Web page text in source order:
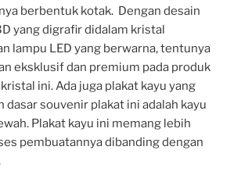
berbentuk kotak. Dengan desain
yang digrafir didalam kristal
lampu LED yang berwarna, tentunya
eksklusif dan premium pada produk
ini. Ada juga plakat kayu yang
dasar souvenir plakat ini adalah kayu
Plakat kayu ini memang lebih
pembuatannya dibanding dengan